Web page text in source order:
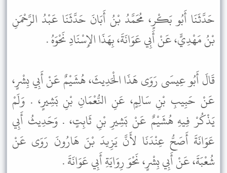
حَدَّثَنَا أَبُو بَكْرٍ، مُحَمَّدُ بْنُ أَبَانَ حَدَّثَنَا عَبْدُ الرَّحْمَنِ
بْنُ مَهْدِيٍّ، عَنْ أَبِي عَوَانَةَ، بِهَذَا الإِسْنَادِ نَحْوَهُ .
قَالَ أَبُو عِيسَى رَوَى هَذَا الْحَدِيثَ، هُشَيْمٌ عَنْ أَبِي بِشْرٍ،
عَنْ حَبِيبِ بْنِ سَالِمٍ، عَنِ النُّعْمَانِ بْنِ بَشِيرٍ، . وَلَمْ
يَذْكُرْ فِيهِ هُشَيْمٌ عَنْ بَشِيرِ بْنِ ثَابِتٍ، . وَحَدِيثُ أَبِي
عَوَانَةَ أَصَحُّ عِنْدَنَا لأَنَّ يَزِيدَ بْنَ هَارُونَ رَوَى عَنْ
شُعْبَةَ، عَنْ أَبِي بِشْرٍ، نَحْوَ رِوَايَةِ أَبِي عَوَانَةَ .